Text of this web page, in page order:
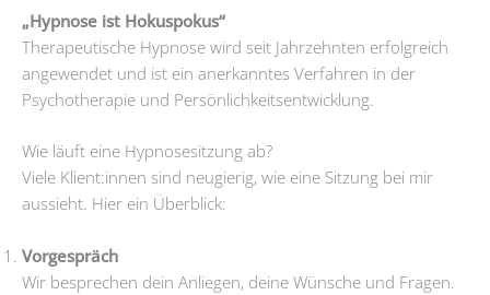
„Hypnose ist Hokuspokus“
Therapeutische Hypnose wird seit Jahrzehnten erfolgreich
angewendet und ist ein anerkanntes Verfahren in der
Psychotherapie und Persönlichkeitsentwicklung.
Wie läuft eine Hypnosesitzung ab?
Viele Klient:innen sind neugierig, wie eine Sitzung bei mir
aussieht. Hier ein Überblick:
Vorgespräch
Wir besprechen dein Anliegen, deine Wünsche und Fragen.